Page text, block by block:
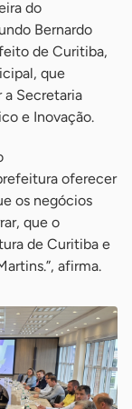
do
Bernardo
de Curitiba,
que
Secretaria
e Inovação.
oferecer
os negócios
que o
de Curitiba e
afirma.